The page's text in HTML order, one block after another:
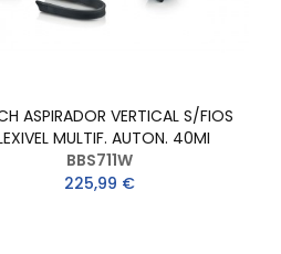
ASPIRADOR VERTICAL S/FIOS
MULTIF. AUTON. 40MI
BBS711W
225,99 €